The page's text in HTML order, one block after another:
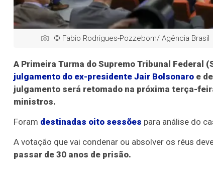
© Fabio Rodrigues-Pozzebom/ Agência Brasil
A Primeira Turma do Supremo Tribunal
julgamento do ex-presidente Jair Bolsonaro e
julgamento será retomado na próxima terça-
ministros.
Foram destinadas oito sessões para análise do
A votação que vai condenar ou absolver os réus
passar de 30 anos de prisão.